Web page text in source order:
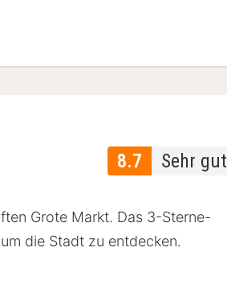
8.7 Sehr gut
Grote Markt. Das 3-Sterne-
die Stadt zu entdecken.